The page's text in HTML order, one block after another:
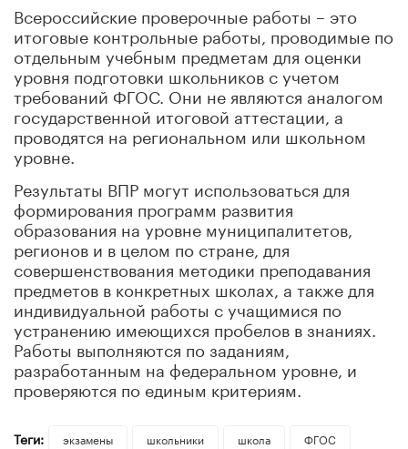
Всероссийские проверочные работы – это
итоговые контрольные работы, проводимые по
отдельным учебным предметам для оценки
уровня подготовки школьников с учетом
требований ФГОС. Они не являются аналогом
государственной итоговой аттестации, а
проводятся на региональном или школьном
уровне.
Результаты ВПР могут использоваться для
формирования программ развития
образования на уровне муниципалитетов,
регионов и в целом по стране, для
совершенствования методики преподавания
предметов в конкретных школах, а также для
индивидуальной работы с учащимися по
устранению имеющихся пробелов в знаниях.
Работы выполняются по заданиям,
разработанным на федеральном уровне, и
проверяются по единым критериям.
Теги: экзамены школьники школа
ФГОС